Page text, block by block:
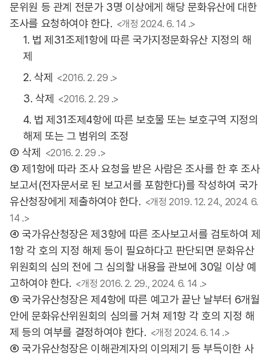
문위원 등 관계 전문가 3명 이상에게 해당 문화유산에 대한
조사를 요청하여야 한다. <개정 2024. 6. 14 .>
1. 법 제31조제1항에 따른 국가지정문화유산 지정의 해
제
2. 삭제
<2016. 2. 29 .>
3. 삭제 <2016. 2. 29 .>
4. 법 제31조제4항에 따른 보호물 또는 보호구역 지정의
해제 또는 그 범위의 조정
② 삭제
<2016. 2. 29 .>
③ 제1항에 따라 조사 요청을 받은 사람은 조사를 한 후 조사
보고서(전자문서로 된 보고서를 포함한다)를 작성하여 국가
유산청장에게 제출하여야 한다. <개정 2019. 12. 24., 2024. 6.
14 .>
④ 국가유산청장은 제3항에 따른 조사보고서를 검토하여 제
1항 각 호의 지정 해제 등이 필요하다고 판단되면 문화유산
위원회의 심의 전에 그 심의할 내용을 관보에 30일 이상 예
고하여야 한다. <개정 2016. 2. 29., 2024. 6. 14 .>
⑤ 국가유산청장은 제4항에 따른 예고가 끝난 날부터 6개월
안에 문화유산위원회의 심의를 거쳐 제1항 각 호의 지정 해
제 등의 여부를 결정하여야 한다. <개정 2024. 6. 14 .>
⑥ 국가유산청장은 이해관계자의 이의제기 등 부득이한 사